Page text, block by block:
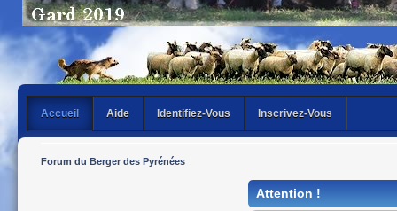
Accueil Aide Identifiez-Vous Inscrivez-Vous
Forum du Berger des Pyrénées
Attention !